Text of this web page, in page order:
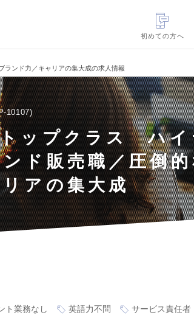
初めての方へ
ンド力／キャリアの集大成の求人情報
10107
ップクラス ハイ
ド販売職／圧倒
アの集大成
ト業務なし 英語力不問 サービス責任者